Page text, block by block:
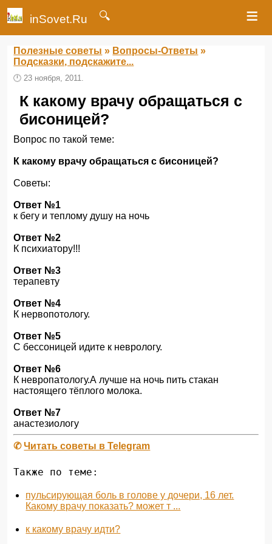
inSovet.Ru 🔍 ≡
Полезные советы » Вопросы-Ответы »
Подсказки, подскажите...
🕛23 ноября, 2011.
К какому врачу обращаться с
бисоницей?
Вопрос по такой теме:
К какому врачу обращаться с бисоницей?
Советы:
Ответ №1
к бегу и теплому душу на ночь
Ответ №2
К психиатору!!!
Ответ №3
терапевту
Ответ №4
К нервопотологу.
Ответ №5
С бессоницей идите к неврологу.
Ответ №6
К невропатологу.А лучше на ночь пить стакан
настоящего тёплого молока.
Ответ №7
анастезиологу
✆Читать советы в Telegram
Также по теме:
пульсирующая боль в голове у дочери, 16 лет.
Какому врачу показать? может т ...
к какому врачу идти?